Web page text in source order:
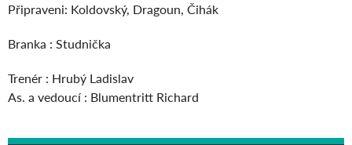
Připraveni: Koldovský, Dragoun, Čihák
Branka : Studnička
Trenér : Hrubý Ladislav
As. a vedoucí : Blumentritt Richard